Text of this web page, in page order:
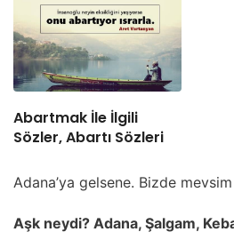
Abartmak İle İlgili
Sözler, Abartı Sözleri
Adana’ya gelsene. Bizde mevsim
Aşk neydi? Adana, Şalgam,